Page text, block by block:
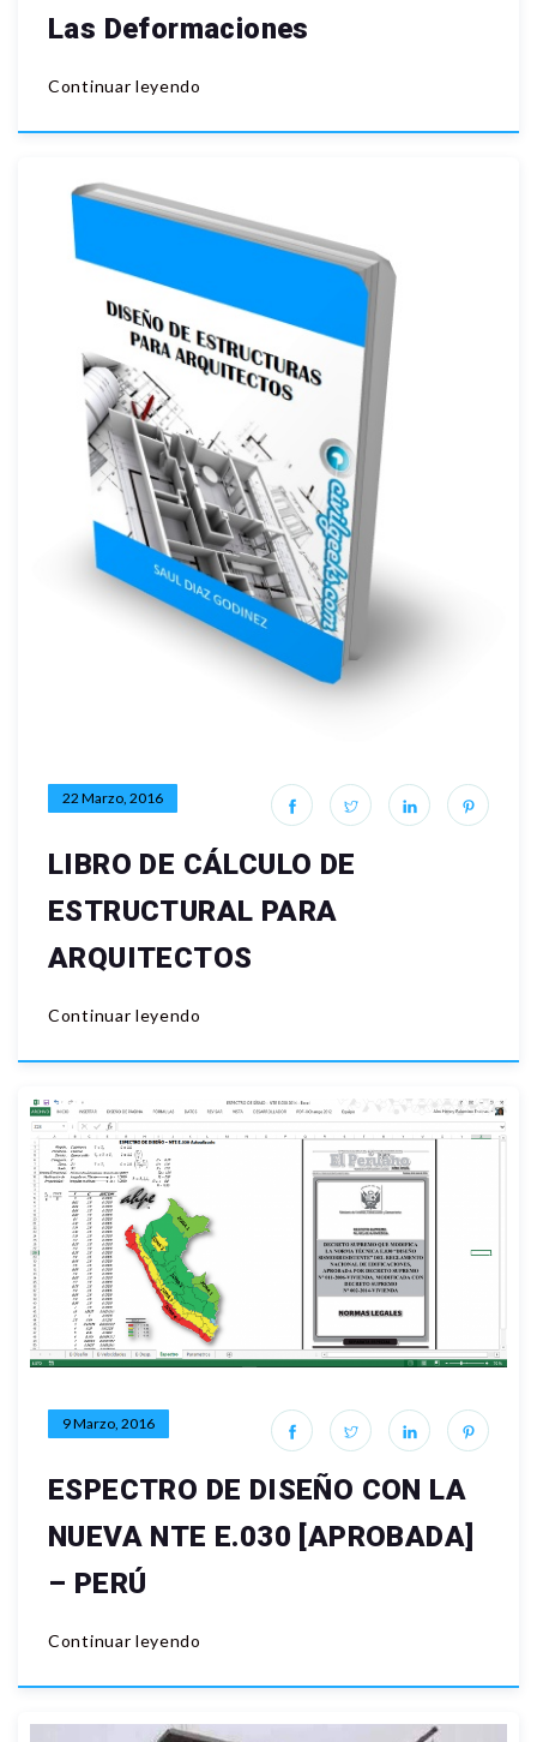
Las Deformaciones
Continuar leyendo
22 Marzo, 2016
LIBRO DE CÁLCULO DE
ESTRUCTURAL PARA
ARQUITECTOS
Continuar leyendo
9 Marzo, 2016
ESPECTRO DE DISEÑO CON LA
NUEVA NTE E.030 [APROBADA]
– PERÚ
Continuar leyendo